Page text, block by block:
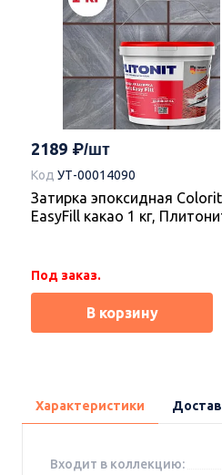
2189
Код УТ-00014090
Затирка эпоксидная Colorit
EasyFill какао 1 кг,
Под заказ.
В корзину
Характеристики
Входит в коллекцию: